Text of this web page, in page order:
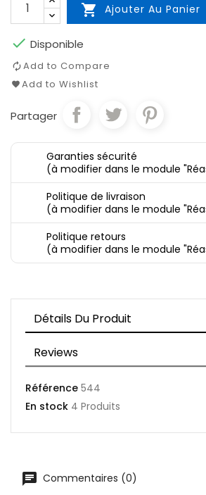
 Ajouter Au Panier
 Disponible
Add to Compare
Add to Wishlist
Partager
Garanties sécurité
(à modifier dans le module
Politique de livraison
(à modifier dans le module
Politique retours
(à modifier dans le module
Détails Du Produit
Reviews
Référence 544
En stock 4 Produits
Commentaires (0)